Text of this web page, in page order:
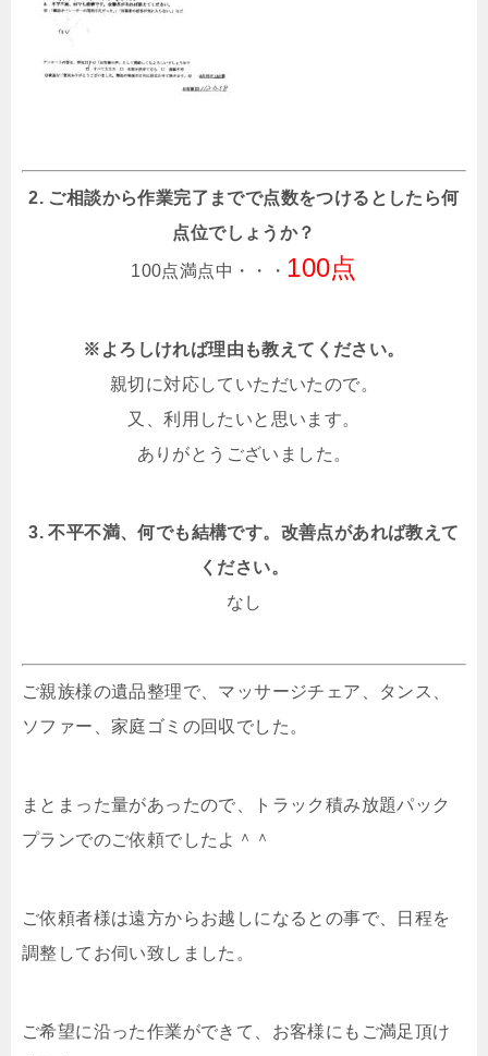
2. ご相談から作業完了までで点数をつけるとしたら何
点位でしょうか？
100点満点中・・・ 100点
※よろしければ理由も教えてください。
親切に対応していただいたので。
又、利用したいと思います。
ありがとうございました。
3. 不平不満、何でも結構です。改善点があれば教えて
ください。
なし
ご親族様の遺品整理で、マッサージチェア、タンス、
ソファー、家庭ゴミの回収でした。
まとまった量があったので、トラック積み放題パック
プランでのご依頼でしたよ＾＾
ご依頼者様は遠方からお越しになるとの事で、日程を
調整してお伺い致しました。
ご希望に沿った作業ができて、お客様にもご満足頂け